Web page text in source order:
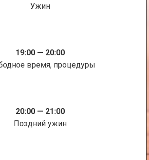
Ужин
19:00 — 20:00
время, процедуры
20:00 — 21:00
Поздний ужин